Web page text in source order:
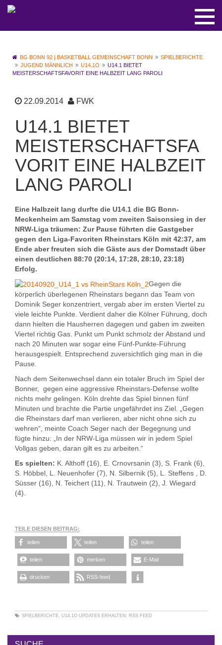
BG BONN 92 | BASKETBALL GEMEINSCHAFT BONN
SPIELBERICHTE
JUGEND MÄNNLICH
U14.1O
U14.1 BIETET
MEISTERSCHAFTSFAVORIT EINE HALBZEIT LANG PAROLI
22.09.2014 FWK
U14.1 BIETET
MEISTERSCHAFTSFA
VORIT EINE HALBZEIT
LANG PAROLI
Eine Halbzeit lang durfte die U14.1 die BG Bonn-
Meckenheim am Samstag vom zweiten Saisonsieg in der
NRW-Liga träumen: Zur Pause führten die Gastgeber
gegen den Liga-Favoriten Rheinstars Köln mit 42:37, am
Ende aber freuten sich die Gäste aus der Domstadt über
einen deutlichen 88:70 (20:14, 17:28, 28:10, 23:18)
Erfolg.
Gegen die
körperlich überlegenen Rheinstars begann das Team von
Dominik Seger konzentriert, vergab aber im ersten Viertel zu
viele leichte Punkte. Verdient daher die Kölner Führung, doch
dann hielten die Hausherren dagegen und gaben im zweiten
Viertel richtig Gas. Punkt um Punkt schmolz der Abstand und
nach 20 Minuten war sogar eine Fünf-Punkte-Führung
herausgespielt. Entsprechend zuversichtlich ging man in die
Pause.
Nach dem Seitenwechsel dann ein totaler Bruch im Spiel der
Bonner, gegen eine aggressive Rheinstars-Defense wollte
nichts mehr gelingen. Köln drehte das Spiel binnen fünf
Minuten und brachte die Partie ungefährdet ins Ziel. „Gegen
die Rheinstars darf man verlieren, aber nicht ohne sich zu
wehren“, meinte Coach Seger nach der Begegnung und
fügte hinzu: „In der NRW-Liga müssen wir in jedem Spiel
Vollgas geben, daran gilt es zu arbeiten.“
Es spielten: K. Althoff (16), E. Crnovrsanin (3), S. Frank (6),
S. Höbbel, L. Neuenhofer (7), N. Silbernik (5), L. Steffens , D.
Süsser (16), N. Teichert (11), N. Trautwein (2), J. Wiegard
(4).
TEILE DIESEN BEITRAG:
teilen teilen teilen
teilen merken E-Mail
drucken RSS-feed
SPIELBERICHTE, U14.1O UPDATES ERHALTEN: RSS FEED